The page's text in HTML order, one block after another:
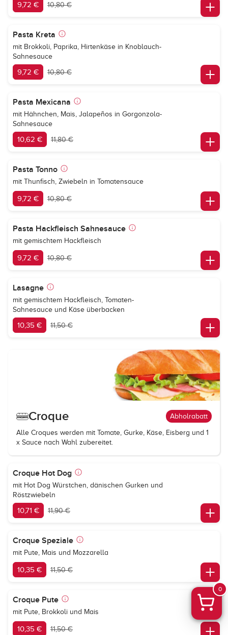
9,72 € 10,80 €
Pasta Kreta
mit Brokkoli, Paprika, Hirtenkäse in Knoblauch-
Sahnesauce
9,72 € 10,80 €
Pasta Mexicana
mit Hähnchen, Mais, Jalapeños in Gorgonzola-
Sahnesauce
10,62 € 11,80 €
Pasta Tonno
mit Thunfisch, Zwiebeln in Tomatensauce
9,72 € 10,80 €
Pasta Hackfleisch Sahnesauce
mit gemischtem Hackfleisch
9,72 € 10,80 €
Lasagne
mit gemischtem Hackfleisch, Tomaten-
Sahnesauce und Käse überbacken
10,35 € 11,50 €
Croque Abholrabatt
Alle Croques werden mit Tomate, Gurke, Käse, Eisberg und 1
x Sauce nach Wahl zubereitet.
Croque Hot Dog
mit Hot Dog Würstchen, dänischen Gurken und
Röstzwiebeln
10,71 € 11,90 €
Croque Speziale
mit Pute, Mais und Mozzarella
10,35 € 11,50 €
Croque Pute
mit Pute, Brokkoli und Mais
10,35 € 11,50 €
0